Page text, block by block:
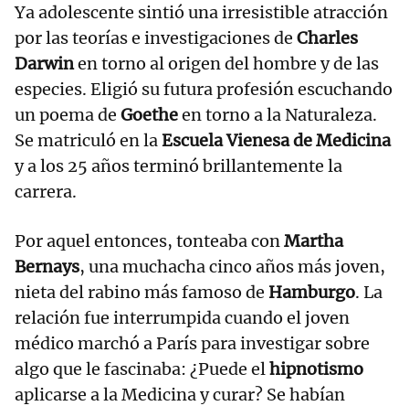
Ya adolescente sintió una irresistible atracción
por las teorías e investigaciones de Charles
Darwinen torno al origen del hombre y de las
especies. Eligió su futura profesión escuchando
un poema de Goetheen torno a la Naturaleza.
Se matriculó en laEscuela Vienesa de Medicina
y a los 25 años terminó brillantemente la
carrera.
Por aquel entonces, tonteaba conMartha
Bernays, una muchacha cinco años más joven,
nieta del rabino más famoso de Hamburgo. La
relación fue interrumpida cuando el joven
médico marchó a París para investigar sobre
algo que le fascinaba: ¿Puede elhipnotismo
aplicarse a la Medicina y curar? Se habían